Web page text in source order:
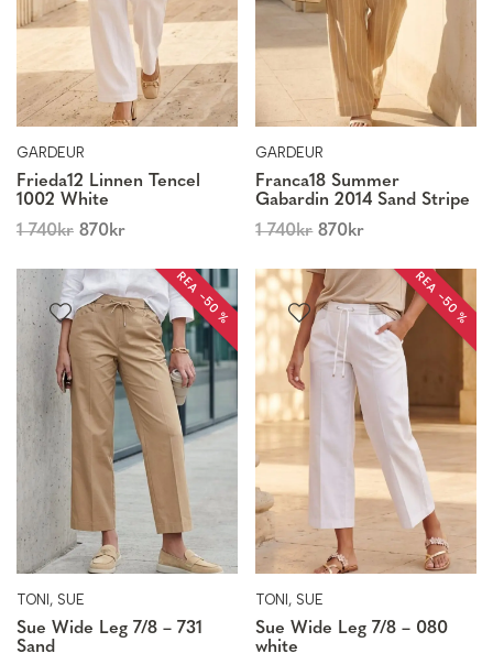
GARDEUR
Frieda12 Linnen Tencel
1002 White
1 740kr 870kr
GARDEUR
Franca18 Summer
Gabardin 2014 Sand Stripe
1 740kr 870kr
REA −50 %
TONI, SUE
Sue Wide Leg 7/8 – 731
Sand
REA −50 %
TONI, SUE
Sue Wide Leg 7/8 – 080
white